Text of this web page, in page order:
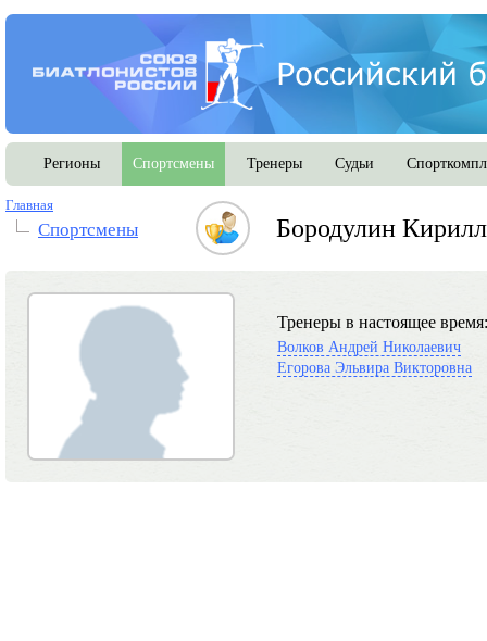
Регионы Спортсмены Тренеры Судьи
Главная
Спортсмены Бородулин
Тренеры в настоящее время:
Волков Андрей Николаевич
Егорова Эльвира Викторовна